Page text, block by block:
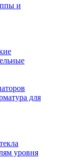
и
для
уровня